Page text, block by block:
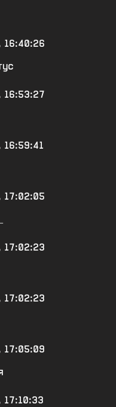
16:40:26
16:53:27
16:59:41
17:02:05
17:02:23
17:02:23
17:05:09
17:10:33